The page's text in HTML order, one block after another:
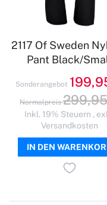
2117 Of Sweden
Pant Black/
Sonderangebot
Normalpreis
Inkl. 19% Steuern ,
Versandkosten
IN DEN